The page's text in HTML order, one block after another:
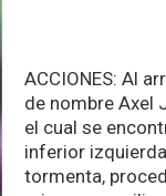
ACCIONES: Al
de nombre Axel
el cual se
inferior
tormenta,